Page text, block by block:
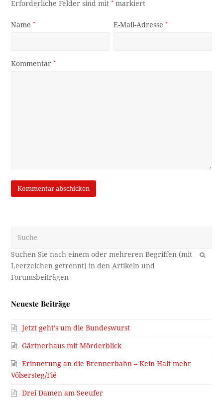
Erforderliche Felder sind mit* markiert
Name* E-Mail-Adresse*
Kommentar*
OK
Neueste Beiträge
Jetzt geht’s um die Bundeswurst
Gärtnerhaus mit Mörderblick
Erinnerung an die Brennerbahn – Kein Halt mehr
Völsersteg/Fié
Drei Damen am Seeufer